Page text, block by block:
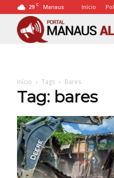
29 C Manaus Início
Início Tags Bares
Tag: bares